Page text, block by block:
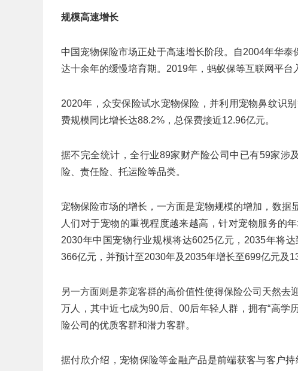
规模高速增长
中国宠物保险市场正处于高速增长阶段。自2004年华
达十余年的缓慢培育期。2019年，蚂蚁保等互联网平台
2020年，众安保险试水宠物保险，并利用宠物鼻纹识
费规模同比增长达88.2%，总保费接近12.96亿元。
据不完全统计，全行业89家财产险公司中已有59家涉
险、责任险、托运险等品类。
宠物保险市场的增长，一方面是宠物规模的增加，数据
人们对于宠物的重视程度越来越高，针对宠物服务的
2030年中国宠物行业规模将达6025亿元，2035年将
366亿元，并预计至2030年及2035年增长至699亿元及
另一方面则是养宠客群的高价值性使得保险公司天然
万人，其中近七成为90后、00后年轻人群，拥有“高学
险公司的优质客群和潜力客群。
据付欣介绍，宠物保险等金融产品是前端获客与客户